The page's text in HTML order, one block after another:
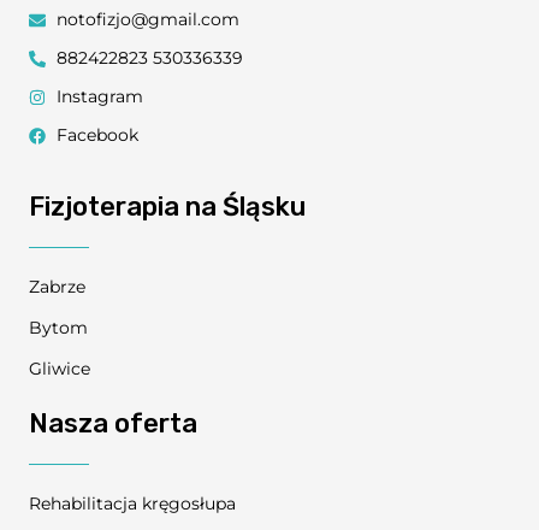
notofizjo@gmail.com
882422823 530336339
Instagram
Facebook
Fizjoterapia na Śląsku
Zabrze
Bytom
Gliwice
Nasza oferta
Rehabilitacja kręgosłupa